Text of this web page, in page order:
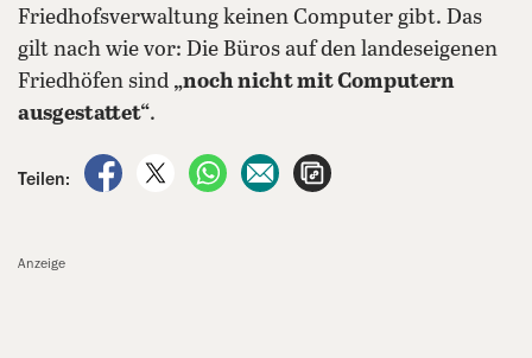
Friedhofsverwaltung keinen Computer gibt. Das
gilt nach wie vor: Die Büros auf den landeseigenen
Friedhöfen sind „noch nicht mit Computern
ausgestattet“.
Teilen:
auf Facebook teilen
auf X teilenper WhatsApp teilen
per E-Mail teilen
Anzeige